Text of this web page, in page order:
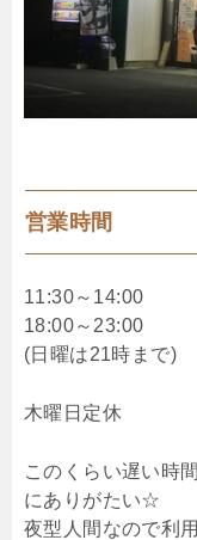
営業時間
11:30～14:00
18:00～23:00
(日曜は21時まで)
木曜日定休
このくらい遅い時
にありがたい☆
夜型人間なので利